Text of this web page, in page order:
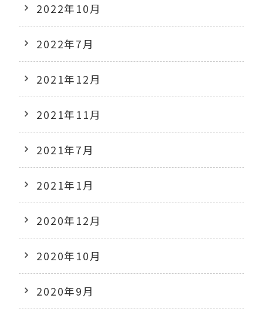
2022年10月
2022年7月
2021年12月
2021年11月
2021年7月
2021年1月
2020年12月
2020年10月
2020年9月